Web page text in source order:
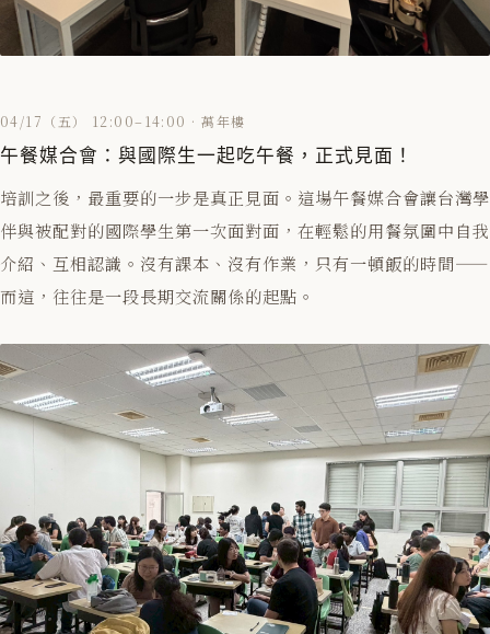
04/17（五） 12:00–14:00 · 萬年樓
午餐媒合會：與國際生一起吃午餐，正式見面！
培訓之後，最重要的一步是真正見面。這場午餐媒合會讓台灣學
伴與被配對的國際學生第一次面對面，在輕鬆的用餐氛圍中自我
介紹、互相認識。沒有課本、沒有作業，只有一頓飯的時間——
而這，往往是一段長期交流關係的起點。